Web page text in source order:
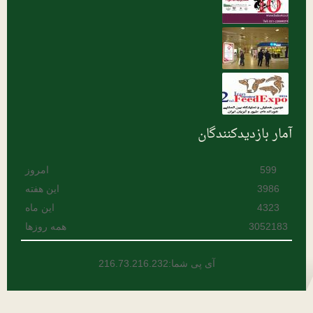
هرمزگان
یزد
آمار بازدیدکنندگان
امروز
این هفته
این ماه
همه روزها
599
3986
4323
3052183
آی پی شما:216.73.216.232